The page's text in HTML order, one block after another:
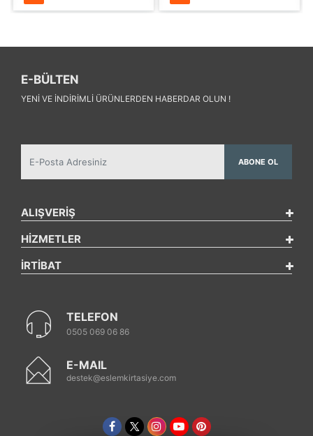
E-BÜLTEN
YENI VE INDIRIMLI ÜRÜNLERDEN HABERDAR OLUN !
ABONE OL
ALIŞVERİŞ
HİZMETLER
İRTİBAT
TELEFON
0505 069 06 86
E-MAIL
destek@eslemkirtasiye.com